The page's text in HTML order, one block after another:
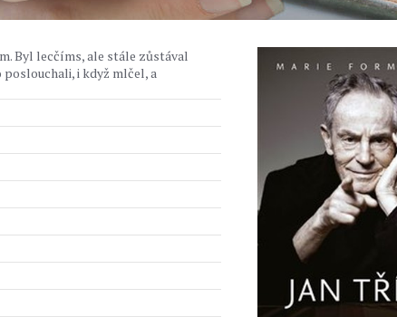
Byl lecčíms, ale stále zůstával
poslouchali, i když mlčel, a